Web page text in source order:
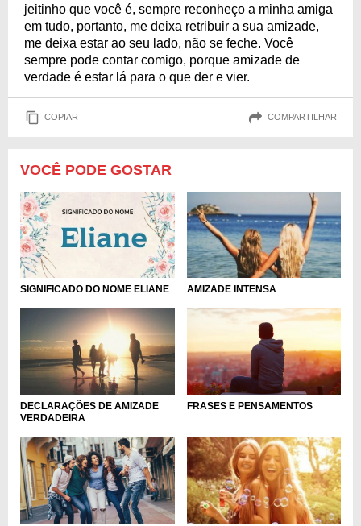
jeitinho que você é, sempre reconheço a minha amiga
em tudo, portanto, me deixa retribuir a sua amizade,
me deixa estar ao seu lado, não se feche. Você
sempre pode contar comigo, porque amizade de
verdade é estar lá para o que der e vier.
COPIAR COMPARTILHAR
VOCÊ PODE GOSTAR
SIGNIFICADO DO NOME ELIANE AMIZADE INTENSA
DECLARAÇÕES DE AMIZADE
VERDADEIRA
FRASES E PENSAMENTOS